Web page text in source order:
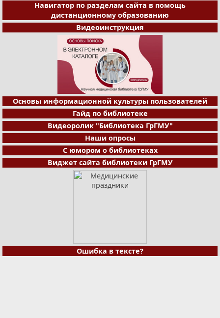
Навигатор по разделам сайта в помощь
дистанционному образованию
Видеоинструкция
Основы информационной культуры пользователей
Гайд по библиотеке
Видеоролик "Библиотека ГрГМУ"
Наши опросы
С юмором о библиотеках
Виджет сайта библиотеки ГрГМУ
Ошибка в тексте?